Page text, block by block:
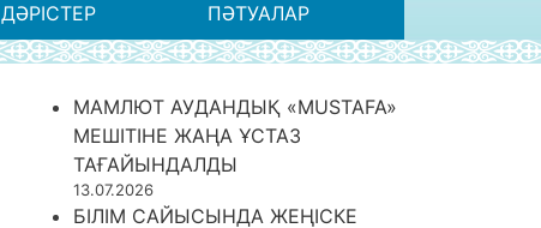
ДӘРІСТЕР ПӘТУАЛАР
МАМЛЮТ АУДАНДЫҚ «MUSTAFA»
МЕШІТІНЕ ЖАҢА ҰСТАЗ
ТАҒАЙЫНДАЛДЫ
13.07.2026
БІЛІМ САЙЫСЫНДА ЖЕҢІСКЕ